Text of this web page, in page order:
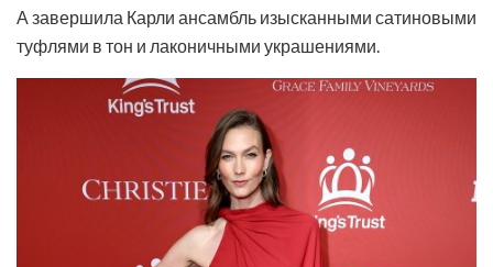
А завершила Карли ансамбль изысканными сатиновыми
туфлями в тон и лаконичными украшениями.